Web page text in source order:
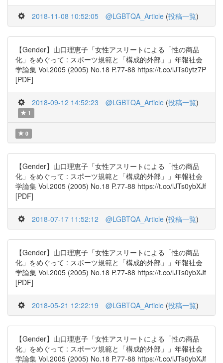
2018-11-08 10:52:05 @LGBTQA_Article (投稿一覧)
【Gender】山口理恵子「女性アスリートによる「性の商品
化」をめぐって : スポーツ規範と「構成的外部」」年報社会
学論集 Vol.2005 (2005) No.18 P.77-88 https://t.co/lJTs0ytz7P
[PDF]
2018-09-12 14:52:23 @LGBTQA_Article (投稿一覧)
1
0
【Gender】山口理恵子「女性アスリートによる「性の商品
化」をめぐって : スポーツ規範と「構成的外部」」年報社会
学論集 Vol.2005 (2005) No.18 P.77-88 https://t.co/lJTs0ybXJf
[PDF]
2018-07-17 11:52:12 @LGBTQA_Article (投稿一覧)
【Gender】山口理恵子「女性アスリートによる「性の商品
化」をめぐって : スポーツ規範と「構成的外部」」年報社会
学論集 Vol.2005 (2005) No.18 P.77-88 https://t.co/lJTs0ybXJf
[PDF]
2018-05-21 12:22:19 @LGBTQA_Article (投稿一覧)
【Gender】山口理恵子「女性アスリートによる「性の商品
化」をめぐって : スポーツ規範と「構成的外部」」年報社会
学論集 Vol.2005 (2005) No.18 P.77-88 https://t.co/lJTs0ybXJf